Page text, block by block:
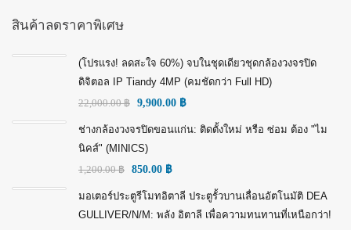
สินค้าลดราคาพิเศษ
(โปรแรง! ลดสะใจ 60%) จบในชุดเดียวชุดกล้องวงจรปิด
ดิจิตอล IP Tiandy 4MP (คมชัดกว่า Full HD)
22,000.00฿ 9,900.00 ฿
ช่างกล้องวงจรปิดขอนแก่น: ติดตั้งใหม่ หรือ ซ่อม ต้อง "ไม
นิคส์" (MINICS)
1,200.00฿ 850.00 ฿
มอเตอร์ประตูรีโมทอิตาลี ประตูรั้วบานเลื่อนอัตโนมัติ DEA
GULLIVER/N/M: พลัง อิตาลี เพื่อความทนทานที่เหนือกว่า!